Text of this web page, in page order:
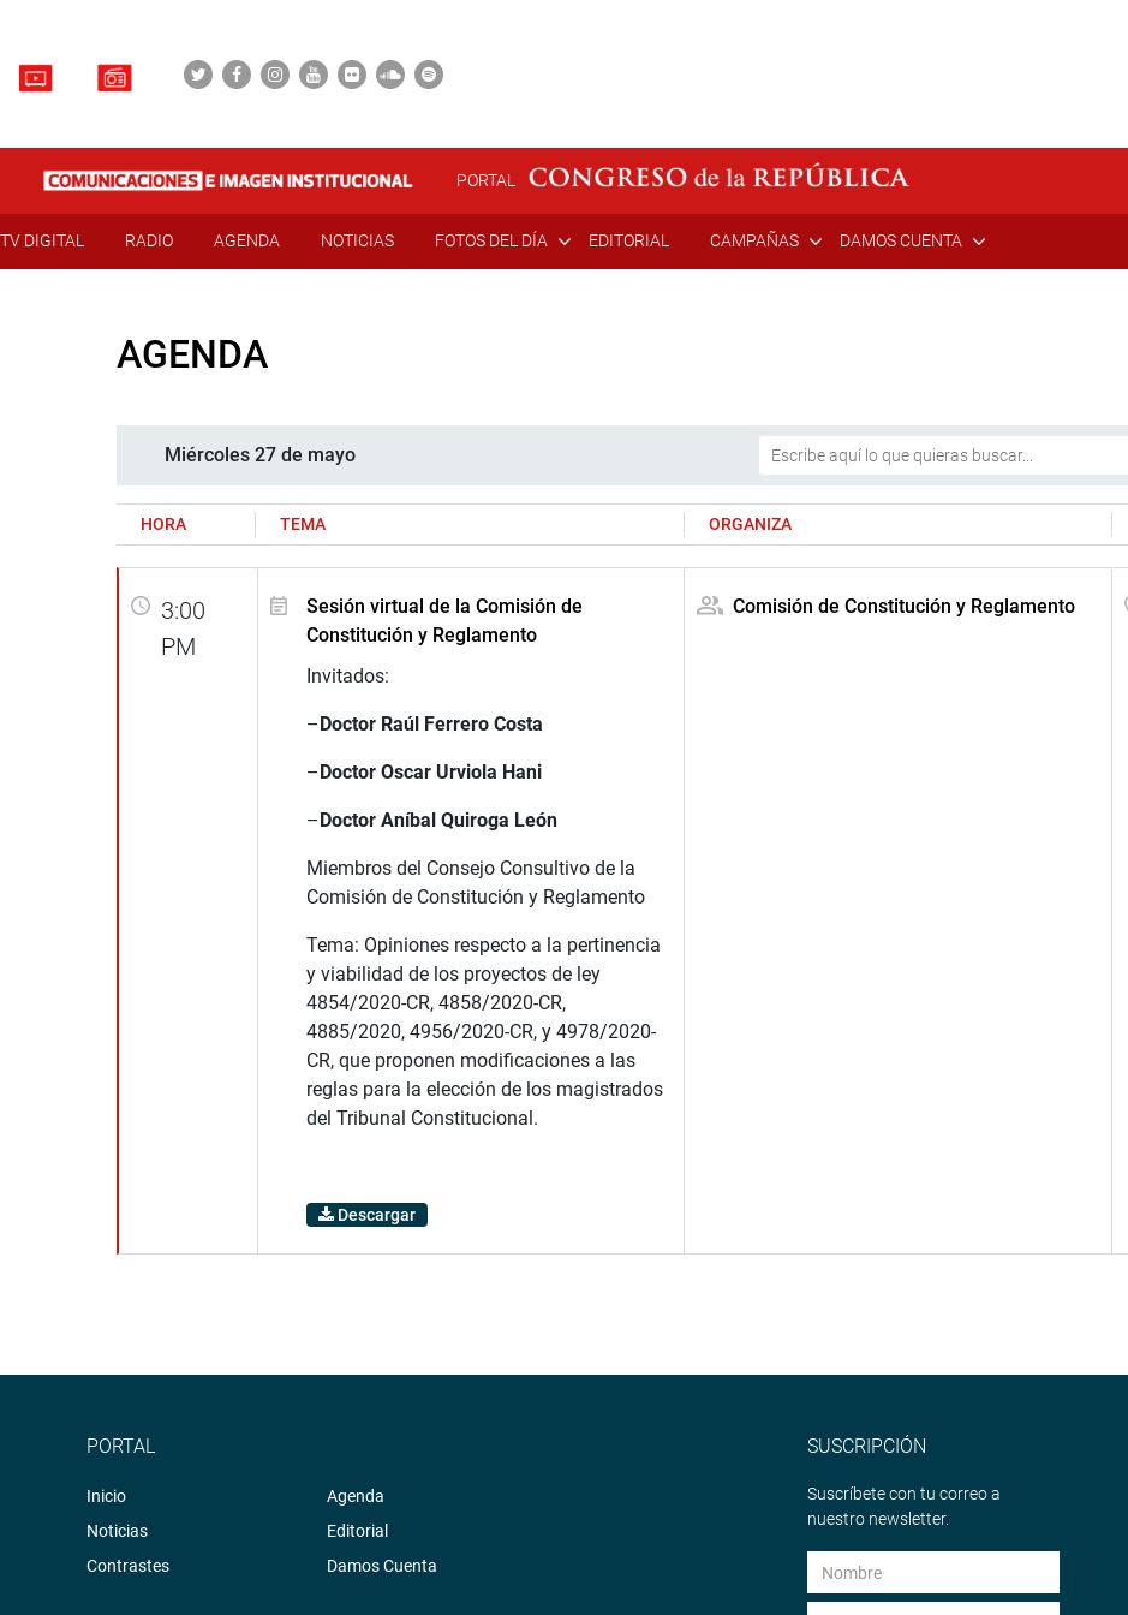
PORTAL
TV DIGITAL RADIO AGENDA NOTICIAS FOTOS DEL DÍA EDITORIAL CAMPAÑAS DAMOS CUENTA
AGENDA
Miércoles 27 de mayo
HORA TEMA ORGANIZA
3:00
PM
Sesión virtual de la Comisión de
Constitución y Reglamento
Invitados:
–Doctor Raúl Ferrero Costa
–Doctor Oscar Urviola Hani
–Doctor Aníbal Quiroga León
Miembros del Consejo Consultivo de la
Comisión de Constitución y Reglamento
Tema: Opiniones respecto a la pertinencia
y viabilidad de los proyectos de ley
4854/2020-CR, 4858/2020-CR,
4885/2020, 4956/2020-CR, y 4978/2020-
CR, que proponen modificaciones a las
reglas para la elección de los magistrados
del Tribunal Constitucional.
Descargar
Comisión de Constitución y Reglamento
PORTAL
Inicio
Noticias
Contrastes
Agenda
Editorial
Damos Cuenta
SUSCRIPCIÓN
Suscríbete con tu correo a
nuestro newsletter.